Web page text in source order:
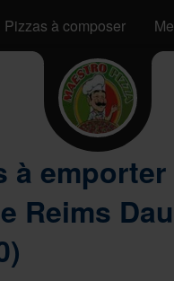
Pizzas à composer
à emporter
Reims